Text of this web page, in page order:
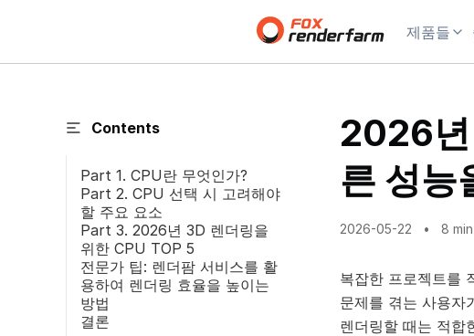
제품들
Contents
Part 1. CPU란 무엇인가?
Part 2. CPU 선택 시 고려해야
할 주요 요소
Part 3. 2026년 3D 렌더링을
위한 CPU TOP 5
전문가 팁: 렌더팜 서비스를 활
용하여 렌더링 효율을 높이는
방법
결론
2026년
른 성능
2026-05-22 8
복잡한 프로젝트를
문제를 겪는 사용자
렌더링할 때는 적합